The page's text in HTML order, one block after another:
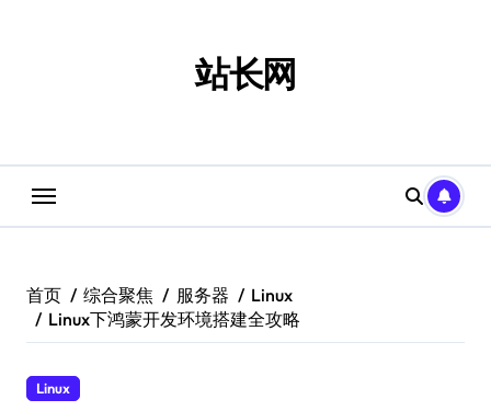
站长网
首页 综合聚焦 服务器
Linux
Linux下鸿蒙开发环境搭建全攻略
Linux